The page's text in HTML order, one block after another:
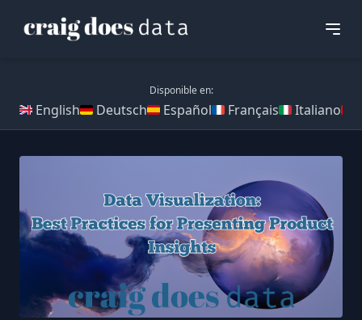
Disponible en:
English Deutsch Español Français Italiano